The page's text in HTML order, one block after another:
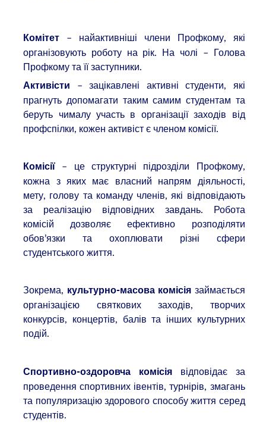
Комітет
– найактивніші члени Профкому, які
організовують роботу на рік. На чолі – Голова
Профкому та її заступники.
Активісти
– зацікавлені активні студенти, які
прагнуть допомагати таким самим студентам та
беруть чималу участь в організації заходів від
профспілки, кожен активіст є членом комісії.
Комісії
– це структурні підрозділи Профкому,
кожна з яких має власний напрям діяльності,
мету, голову та команду членів, які відповідають
за реалізацію відповідних завдань. Робота
комісій дозволяє ефективно розподіляти
обов’язки та охоплювати різні сфери
студентського життя.
Зокрема, культурно-масова комісія займається
організацією святкових заходів, творчих
конкурсів, концертів, балів та інших культурних
подій.
Спортивно-оздоровча комісіявідповідає за
проведення спортивних івентів, турнірів, змагань
та популяризацію здорового способу життя серед
студентів.